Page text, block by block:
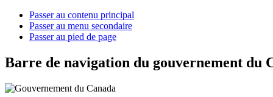
Passer au contenu principal
Passer au menu secondaire
Passer au pied de page
Barre de navigation du gouvernement du